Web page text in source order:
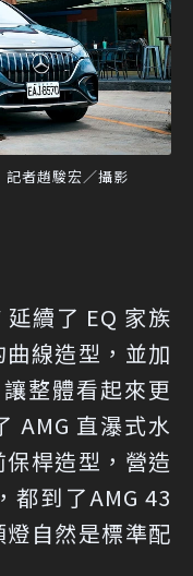
者趙駿宏／攝影
延續了 EQ 家族
線造型，並加
整體看起來更
AMG 直瀑式水
桿造型，營造
都到了AMG 43
自然是標準配